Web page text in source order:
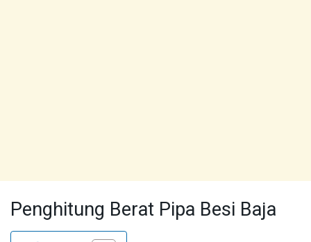
Penghitung Berat Pipa Besi Baja